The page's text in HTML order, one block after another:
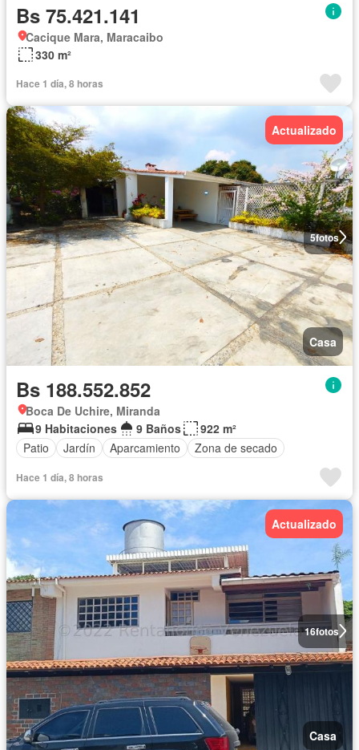
Bs 75.421.141
Cacique Mara, Maracaibo
330 m²
Hace 1 día, 8 horas
5fotos
Actualizado
Casa
Bs 188.552.852
Boca De Uchire, Miranda
9 Habitaciones
9 Baños
922 m²
Patio
Jardín Aparcamiento Zona de secado
Hace 1 día, 8 horas
16fotos
Actualizado
Casa